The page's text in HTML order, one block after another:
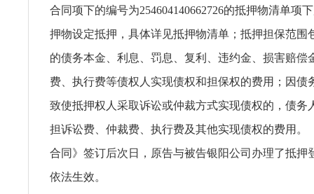
合同项下的编号为254604140662726的抵押物清单项
押物设定抵押，具体详见抵押物清单；抵押担保范围
的债务本金、利息、罚息、复利、违约金、损害赔偿
费、执行费等债权人实现债权和担保权的费用；因债
致使抵押权人采取诉讼或仲裁方式实现债权的，债务
担诉讼费、仲裁费、执行费及其他实现债权的费用。
合同》签订后次日，原告与被告银阳公司办理了抵押
依法生效。